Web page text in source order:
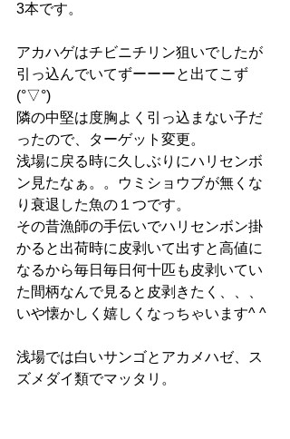
3本です。
アカハゲはチビニチリン狙いでしたが
引っ込んでいてずーーーと出てこず
(°▽°)
隣の中堅は度胸よく引っ込まない子だ
ったので、ターゲット変更。
浅場に戻る時に久しぶりにハリセンボ
ン見たなぁ。。ウミショウブが無くな
り衰退した魚の１つです。
その昔漁師の手伝いでハリセンボン掛
かると出荷時に皮剥いて出すと高値に
なるから毎日毎日何十匹も皮剥いてい
た間柄なんで見ると皮剥きたく、、、
いや懐かしく嬉しくなっちゃいます^ ^
浅場では白いサンゴとアカメハゼ、ス
ズメダイ類でマッタリ。